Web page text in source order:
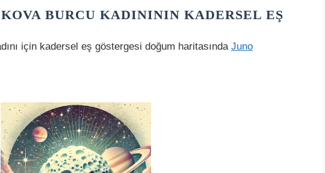
BURCU KADINININ KADERSEL EŞ
için kadersel eş göstergesi doğum haritasında Juno